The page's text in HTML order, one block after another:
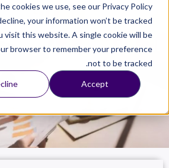
cookies we use, see our Privacy Policy.
your information won’t be tracked
visit this website. A single cookie will be
browser to remember your preference
not to be tracked.
Accept
دليل شامل للتعريف عن
المقاولات وأهميتها في
تم التحديث 14 سبتمبر , 2025